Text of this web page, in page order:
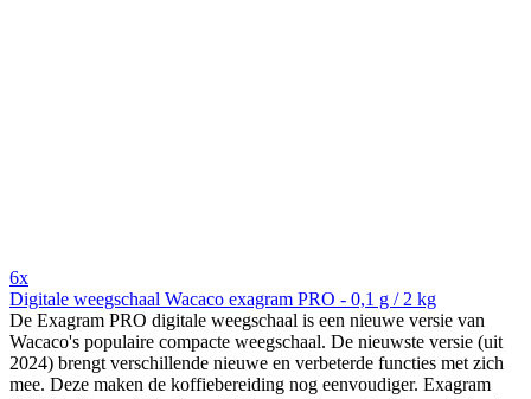
6x
Digitale weegschaal Wacaco exagram PRO - 0,1 g / 2 kg
De Exagram PRO digitale weegschaal is een nieuwe versie van
Wacaco's populaire compacte weegschaal. De nieuwste versie (uit
2024) brengt verschillende nieuwe en verbeterde functies met zich
mee. Deze maken de koffiebereiding nog eenvoudiger. Exagram